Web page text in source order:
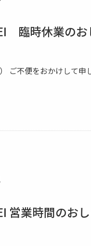
臨時休業のお
ご不便をおかけして申
営業時間のお